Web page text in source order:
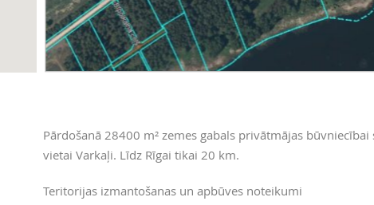
Pārdošanā 28400 m² zemes gabals privātmājas
vietai Varkaļi. Līdz Rīgai tikai 20 km.
Teritorijas izmantošanas un apbūves noteikumi